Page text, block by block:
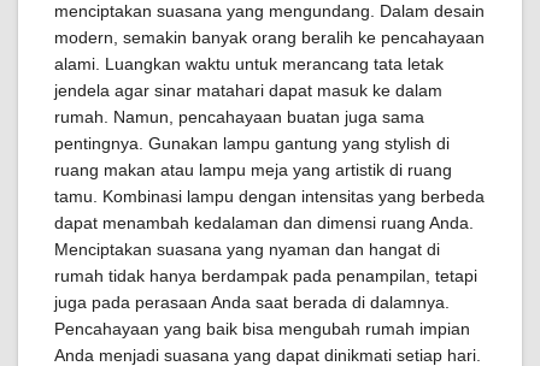
menciptakan suasana yang mengundang. Dalam desain
modern, semakin banyak orang beralih ke pencahayaan
alami. Luangkan waktu untuk merancang tata letak
jendela agar sinar matahari dapat masuk ke dalam
rumah. Namun, pencahayaan buatan juga sama
pentingnya. Gunakan lampu gantung yang stylish di
ruang makan atau lampu meja yang artistik di ruang
tamu. Kombinasi lampu dengan intensitas yang berbeda
dapat menambah kedalaman dan dimensi ruang Anda.
Menciptakan suasana yang nyaman dan hangat di
rumah tidak hanya berdampak pada penampilan, tetapi
juga pada perasaan Anda saat berada di dalamnya.
Pencahayaan yang baik bisa mengubah rumah impian
Anda menjadi suasana yang dapat dinikmati setiap hari.